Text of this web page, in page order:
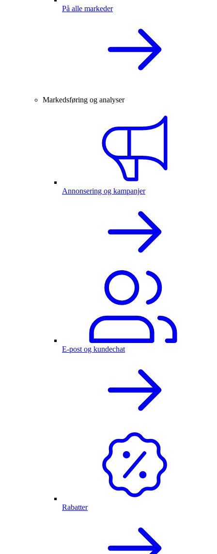
På alle markeder
Markedsføring og analyser
Annonsering og kampanjer
E-post og kundechat
Rabatter